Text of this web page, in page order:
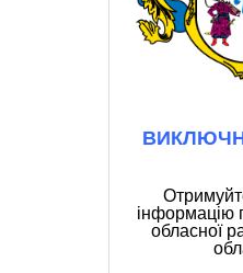
інформацію
обласної